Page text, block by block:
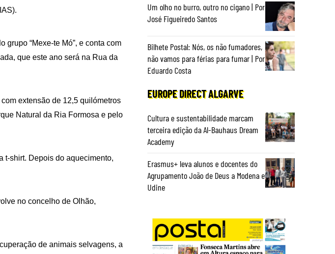
grupo “Mexe-te Mó”, e conta com
que este ano será na Rua da
extensão de 12,5 quilómetros
Natural da Ria Formosa e pelo
t-shirt. Depois do aquecimento,
no concelho de Olhão,
de animais selvagens, a
Um olho no burro, outro no cigano | Por
José Figueiredo Santos
Bilhete Postal: Nós, os não fumadores,
não vamos para férias para fumar | Por
Eduardo Costa
EUROPE DIRECT ALGARVE
Cultura e sustentabilidade marcam
terceira edição da Al-Bauhaus Dream
Academy
Erasmus+ leva alunos e docentes do
Agrupamento João de Deus a Modena e
Udine